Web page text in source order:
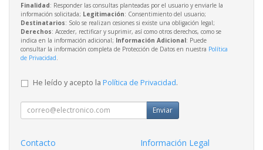
Finalidad: Responder las consultas planteadas por el usuario y enviarle la
información solicitada; Legitimación: Consentimiento del usuario;
Destinatarios: Solo se realizan cesiones si existe una obligación legal;
Derechos: Acceder, rectificar y suprimir, así como otros derechos, como se
indica en la información adicional; Información Adicional: Puede
consultar la información completa de Protección de Datos en nuestra Política
de Privacidad
He leído y acepto la Política de Privacidad.
Enviar
Contacto
Información Legal